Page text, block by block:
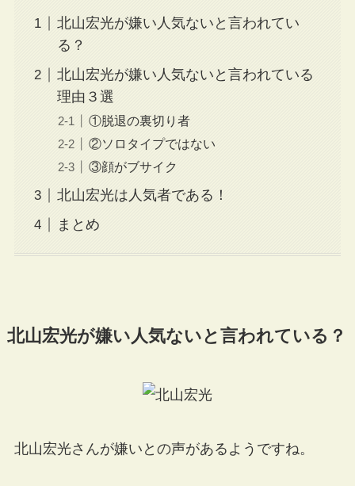
北山宏光が嫌い人気ないと言われてい
る？
北山宏光が嫌い人気ないと言われている
理由３選
①脱退の裏切り者
②ソロタイプではない
③顔がブサイク
北山宏光は人気者である！
まとめ
北山宏光が嫌い人気ないと言われている？
北山宏光さんが嫌いとの声があるようですね。